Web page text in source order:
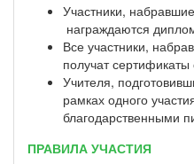
Участники,
награждаются
Все участники,
получат
Учителя,
рамках одного
благодарственными
ПРАВИЛА УЧАСТИЯ